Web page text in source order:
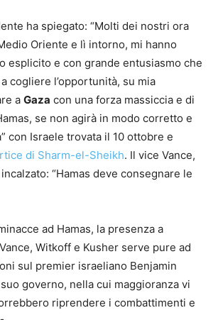
ha spiegato: “Molti dei nostri ora
Oriente e lì intorno, mi hanno
esplicito e con grande entusiasmo che
cogliere l’opportunità, su mia
a Gaza con una forza massiccia e di
se non agirà in modo corretto e
con Israele trovata il 10 ottobre e
di Sharm-el-Sheikh. Il vice Vance,
“Hamas deve consegnare le
ad Hamas, la presenza a
Witkoff e Kusher serve pure ad
sul premier israeliano Benjamin
governo, nella cui maggioranza vi
riprendere i combattimenti e